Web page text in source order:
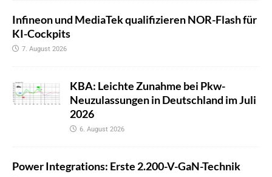
Infineon und MediaTek qualifizieren NOR-Flash für
KI-Cockpits
7. August 2026
KBA: Leichte Zunahme bei Pkw-
Neuzulassungen in Deutschland im Juli
2026
6. August 2026
Power Integrations: Erste 2.200-V-GaN-Technik